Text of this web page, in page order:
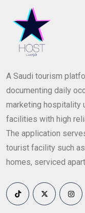
A Saudi tourism
documenting daily
marketing hospitality
facilities with high
The application
tourist facility such
homes, serviced